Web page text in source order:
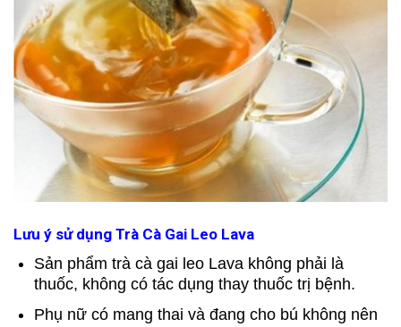
Lưu ý sử dụng Trà Cà Gai Leo Lava
Sản phẩm trà cà gai leo Lava không phải là
thuốc, không có tác dụng thay thuốc trị bệnh.
Phụ nữ có mang thai và đang cho bú không nên